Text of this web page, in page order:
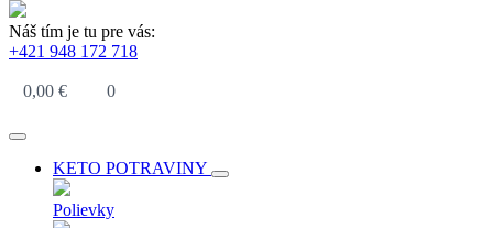
Náš tím je tu pre vás:
+421 948 172 718
0,00 € 0
KETO POTRAVINY
Polievky